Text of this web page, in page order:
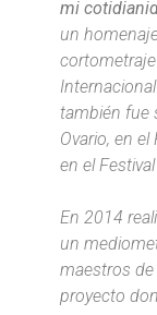
mi
un
cortometraje
también fue
Ovario, en
en el
En 2014
un
maestros de
proyecto